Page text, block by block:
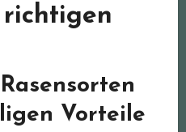
Vorteile